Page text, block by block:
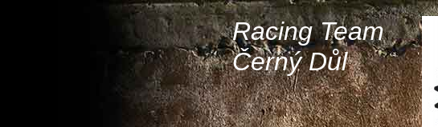
Racing Team
Černý Důl